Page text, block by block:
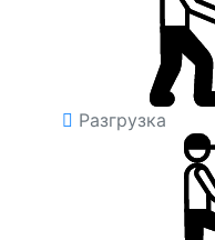
Разгрузка